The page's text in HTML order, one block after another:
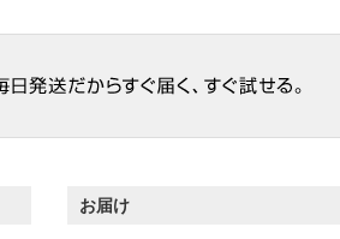
お届け